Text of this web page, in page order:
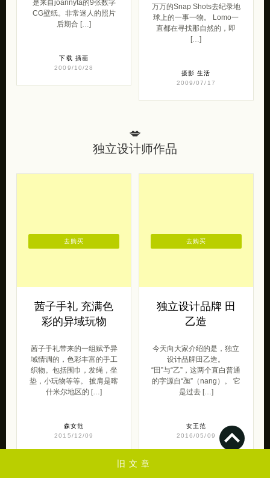
旧文章
是来自joannyta的9张数字
CG壁纸。非常迷人的照片
后期合 […]
下载 插画
2009/10/28
万万的Snap Shots去纪录地
球上的一事一物。 Lomo一
直都在寻找那自然的，即
[…]
摄影 生活
2009/07/17
💋
独立设计师作品
茜子手礼 充满色
彩的异域玩物
茜子手礼带来的一组赋予异
域情调的，色彩丰富的手工
织物。包括围巾，发绳，坐
垫，小玩物等等。 披肩是喀
什米尔地区的 […]
森女范
2015/12/09
去购买
独立设计品牌 田
乙造
今天向大家介绍的是，独立
设计品牌田乙造。
“田”与“乙”，这两个直白普通
的字源自“乪”（nang）。 它
是过去 […]
女王范
2016/05/09
去购买